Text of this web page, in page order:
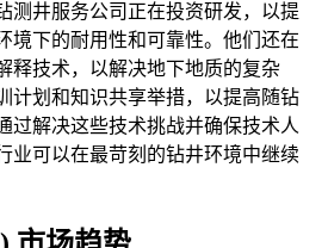
测井服务公司正在投资研发，以提
境下的耐用性和可靠性。他们还在
释技术，以解决地下地质的复杂
计划和知识共享举措，以提高随钻
过解决这些技术挑战并确保技术人
业可以在最苛刻的钻井环境中继续